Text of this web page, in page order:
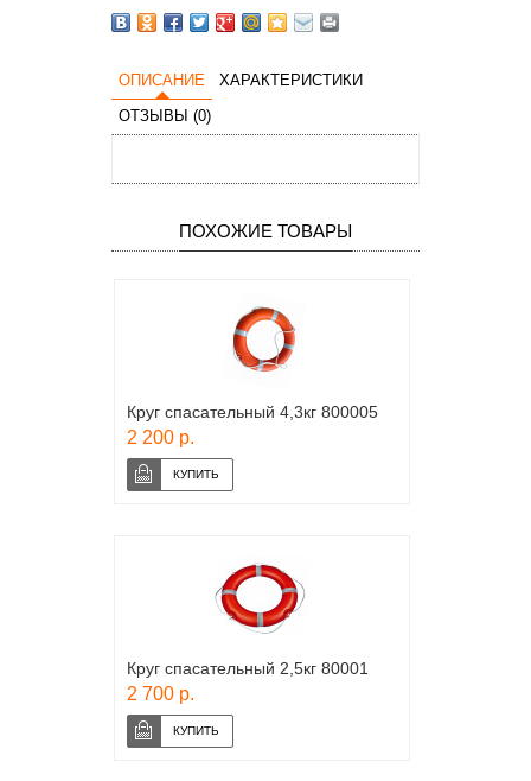
ОПИСАНИЕ
ХАРАКТЕРИСТИКИ
ОТЗЫВЫ (0)
ПОХОЖИЕ ТОВАРЫ
Круг спасательный 4,3кг 800005
2 200 р.
Круг спасательный 2,5кг 80001
2 700 р.